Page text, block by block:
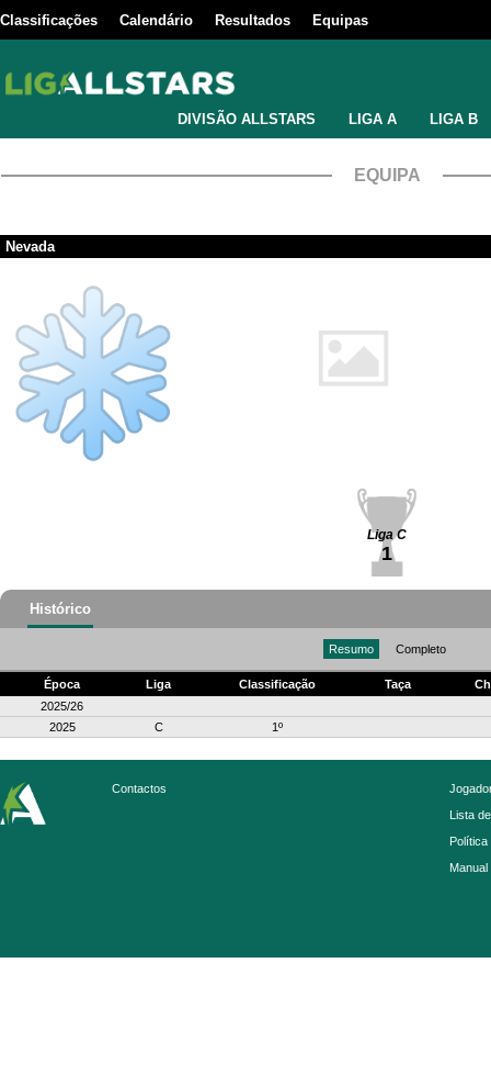
Classificações Calendário Resultados Equipas
DIVISÃO ALLSTARS LIGA A LIGA B
EQUIPA
Nevada
Liga C
1
Histórico
Resumo Completo
Época Liga Classificação Taça
2025/26
2025
C 1º
Contactos
Lista
Política